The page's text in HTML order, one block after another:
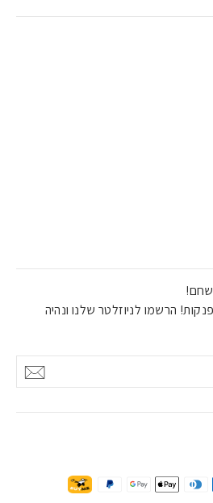
שחם!
הרשמו לניוזלטר שלנו ונהיה